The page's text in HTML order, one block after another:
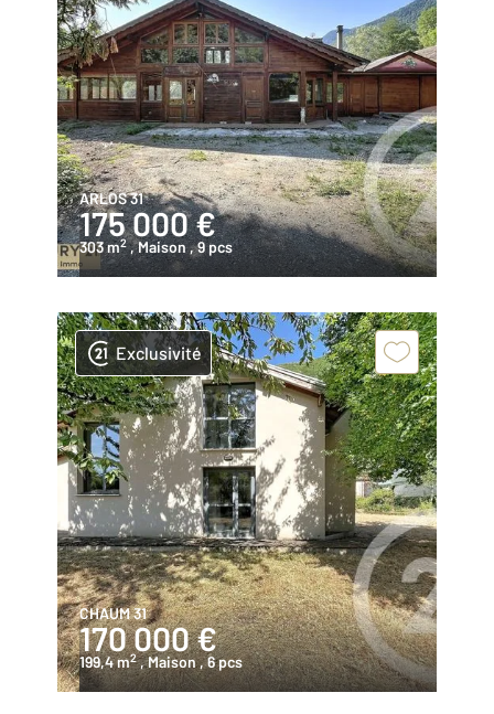
ARLOS 31
175 000 €
303 m2 , Maison, 9 pcs
Exclusivité
CHAUM 31
170 000 €
199,4 m2 , Maison, 6 pcs